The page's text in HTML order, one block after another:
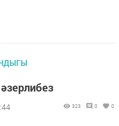
323 0 0